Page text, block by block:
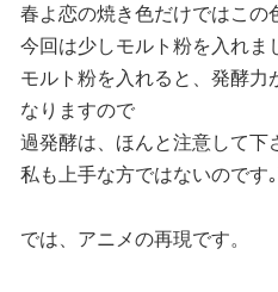
春よ恋の焼き色だけではこの
今回は少しモルト粉を入れま
モルト粉を入れると、発酵力
なりますので
過発酵は、ほんと注意して下
私も上手な方ではないのです｡
では、アニメの再現です。